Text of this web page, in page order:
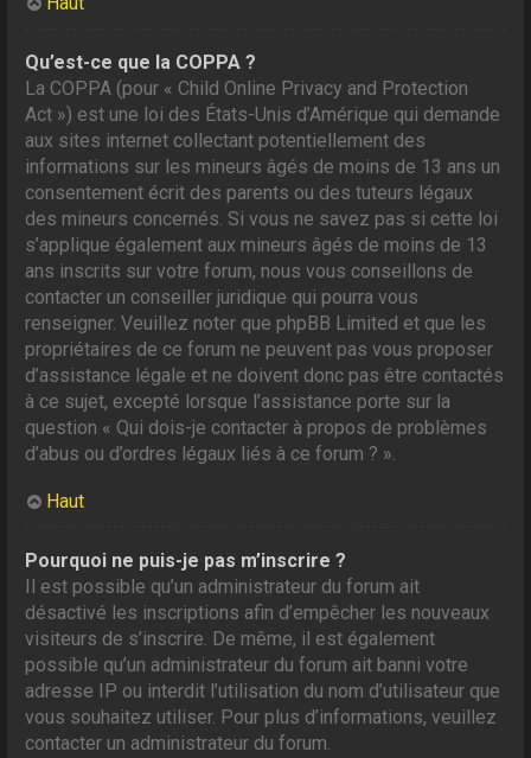
Qu’est-ce que la COPPA ?
La COPPA (pour « Child Online Privacy and Protection
Act ») est une loi des États-Unis d’Amérique qui demande
aux sites internet collectant potentiellement des
informations sur les mineurs âgés de moins de 13 ans un
consentement écrit des parents ou des tuteurs légaux
des mineurs concernés. Si vous ne savez pas si cette loi
s’applique également aux mineurs âgés de moins de 13
ans inscrits sur votre forum, nous vous conseillons de
contacter un conseiller juridique qui pourra vous
renseigner. Veuillez noter que phpBB Limited et que les
propriétaires de ce forum ne peuvent pas vous proposer
d’assistance légale et ne doivent donc pas être contactés
à ce sujet, excepté lorsque l’assistance porte sur la
question « Qui dois-je contacter à propos de problèmes
d’abus ou d’ordres légaux liés à ce forum ? ».
Haut
Pourquoi ne puis-je pas m’inscrire ?
Il est possible qu’un administrateur du forum ait
désactivé les inscriptions afin d’empêcher les nouveaux
visiteurs de s’inscrire. De même, il est également
possible qu’un administrateur du forum ait banni votre
adresse IP ou interdit l’utilisation du nom d’utilisateur que
vous souhaitez utiliser. Pour plus d’informations, veuillez
contacter un administrateur du forum.